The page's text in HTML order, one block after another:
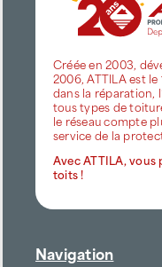
Créée en 2003,
2006, ATTILA est
dans la réparation,
tous types de
le réseau compte
service de la
Avec ATTILA,
toits !
Navigation